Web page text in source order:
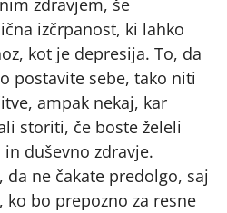
zdravjem, še
izčrpanost, ki lahko
kot je depresija. To, da
postavite sebe, tako niti
ampak nekaj, kar
storiti, če boste želeli
duševno zdravje.
ne čakate predolgo, saj
ko bo prepozno za resne